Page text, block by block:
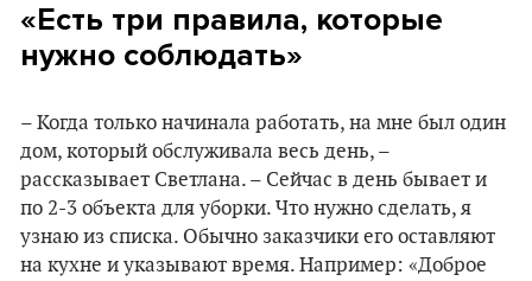
«Есть три правила, которые
нужно соблюдать»
– Когда только начинала работать, на мне был один
дом, который обслуживала весь день, –
рассказывает Светлана. – Сейчас в день бывает и
по 2-3 объекта для уборки. Что нужно сделать, я
узнаю из списка. Обычно заказчики его оставляют
на кухне и указывают время. Например: «Доброе